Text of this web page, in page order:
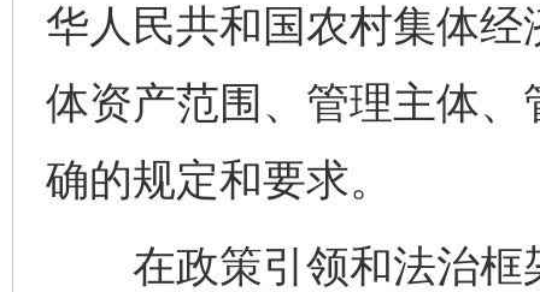
华人民共和国农村集体
体资产范围、管理主体
确的规定和要求。
在政策引领和法治框